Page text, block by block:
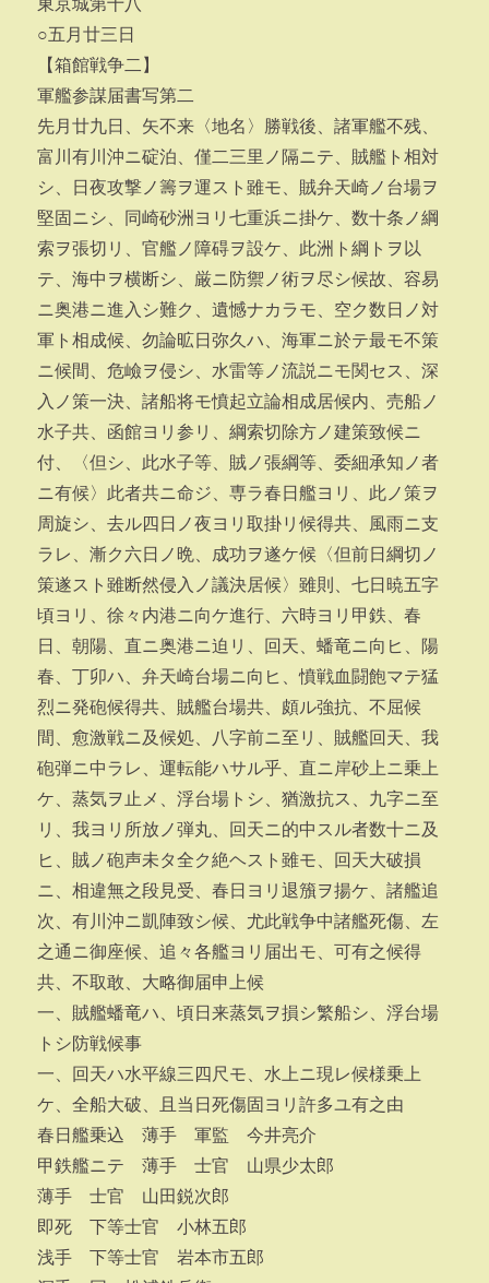
○五月廿三日
【箱館戦争二】
軍艦参謀届書写第二
先月廿九日、矢不来〈地名〉勝戦後、諸軍艦不残、
富川有川沖ニ碇泊、僅二三里ノ隔ニテ、賊艦ト相対
シ、日夜攻撃ノ籌ヲ運スト雖モ、賊弁天崎ノ台場ヲ
堅固ニシ、同崎砂洲ヨリ七重浜ニ掛ケ、数十条ノ綱
索ヲ張切リ、官艦ノ障碍ヲ設ケ、此洲ト綱トヲ以
テ、海中ヲ横断シ、厳ニ防禦ノ術ヲ尽シ候故、容易
ニ奥港ニ進入シ難ク、遺憾ナカラモ、空ク数日ノ対
軍ト相成候、勿論昿日弥久ハ、海軍ニ於テ最モ不策
ニ候間、危嶮ヲ侵シ、水雷等ノ流説ニモ関セス、深
入ノ策一決、諸船将モ憤起立論相成居候内、売船ノ
水子共、函館ヨリ参リ、綱索切除方ノ建策致候ニ
付、〈但シ、此水子等、賊ノ張綱等、委細承知ノ者
ニ有候〉此者共ニ命ジ、専ラ春日艦ヨリ、此ノ策ヲ
周旋シ、去ル四日ノ夜ヨリ取掛リ候得共、風雨ニ支
ラレ、漸ク六日ノ晩、成功ヲ遂ケ候〈但前日綱切ノ
策遂スト雖断然侵入ノ議決居候〉雖則、七日暁五字
頃ヨリ、徐々内港ニ向ケ進行、六時ヨリ甲鉄、春
日、朝陽、直ニ奥港ニ迫リ、回天、蟠竜ニ向ヒ、陽
春、丁卯ハ、弁天崎台場ニ向ヒ、憤戦血闘飽マテ猛
烈ニ発砲候得共、賊艦台場共、頗ル強抗、不屈候
間、愈激戦ニ及候処、八字前ニ至リ、賊艦回天、我
砲弾ニ中ラレ、運転能ハサル乎、直ニ岸砂上ニ乗上
ケ、蒸気ヲ止メ、浮台場トシ、猶激抗ス、九字ニ至
リ、我ヨリ所放ノ弾丸、回天ニ的中スル者数十ニ及
ヒ、賊ノ砲声未タ全ク絶ヘスト雖モ、回天大破損
ニ、相違無之段見受、春日ヨリ退籏ヲ揚ケ、諸艦追
次、有川沖ニ凱陣致シ候、尤此戦争中諸艦死傷、左
之通ニ御座候、追々各艦ヨリ届出モ、可有之候得
共、不取敢、大略御届申上候
一、賊艦蟠竜ハ、頃日来蒸気ヲ損シ繁船シ、浮台場
トシ防戦候事
一、回天ハ水平線三四尺モ、水上ニ現レ候様乗上
ケ、全船大破、且当日死傷固ヨリ許多ユ有之由
春日艦乗込 薄手 軍監 今井亮介
甲鉄艦ニテ 薄手 士官 山県少太郎
薄手 士官 山田鋭次郎
即死 下等士官 小林五郎
浅手 下等士官 岩本市五郎